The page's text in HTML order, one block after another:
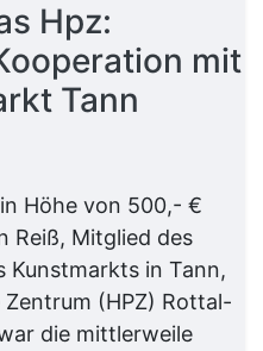
Hpz:
mit
Tann
Höhe von 500,- €
Reiß, Mitglied des
Kunstmarkts in Tann,
(HPZ) Rottal-
die mittlerweile